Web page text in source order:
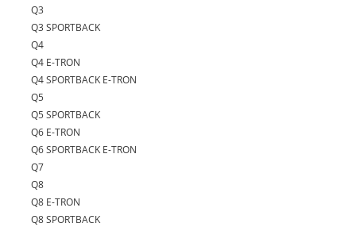
Q3
Q3 SPORTBACK
Q4
Q4 E-TRON
Q4 SPORTBACK E-TRON
Q5
Q5 SPORTBACK
Q6 E-TRON
Q6 SPORTBACK E-TRON
Q7
Q8
Q8 E-TRON
Q8 SPORTBACK